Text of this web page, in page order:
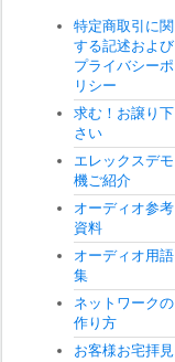
特定商取引に関
する記述および
プライバシーポ
リシー
求む！お譲り下
さい
エレックスデモ
機ご紹介
オーディオ参考
資料
オーディオ用語
集
ネットワークの
作り方
お客様お宅拝見